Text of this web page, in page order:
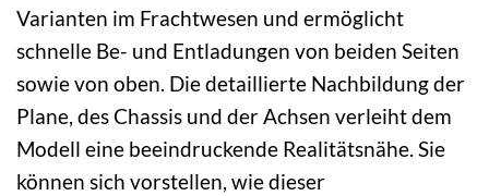
Varianten im Frachtwesen und ermöglicht
schnelle Be- und Entladungen von beiden Seiten
sowie von oben. Die detaillierte Nachbildung der
Plane, des Chassis und der Achsen verleiht dem
Modell eine beeindruckende Realitätsnähe. Sie
können sich vorstellen, wie dieser